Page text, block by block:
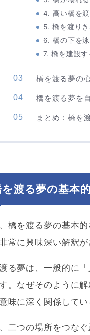
4. 高い橋を
5. 橋を渡り
6. 橋の下を
7. 橋を建設す
橋を渡る夢の
橋を渡る夢を
まとめ：橋を
を渡る夢の基本
橋を渡る夢の基本
常に興味深い解釈が
る夢は、一般的に
。なぜそのように
味に深く関係してい
二つの場所をつな